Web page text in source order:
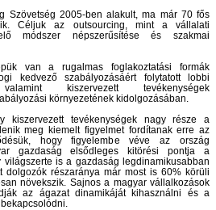
Szövetség 2005-ben alakult, ma már 70 fős
Céljuk az outsourcing, mint a vállalati
módszer népszerűsítése és szakmai
van a rugalmas foglakoztatási formák
kedvező szabályozásáért folytatott lobbi
valamint kiszervezett tevékenységek
környezetének kidolgozásában.
kiszervezett tevékenységek nagy része a
meg kiemelt figyelmet fordítanak erre az
hogy figyelembe véve az ország
gazdaság elsődleges kitörési pontja a
világszerte is a gazdaság legdinamikusabban
dolgozók részaránya már most is 60% körüli
növekszik. Sajnos a magyar vállalkozások
az ágazat dinamikáját kihasználni és a